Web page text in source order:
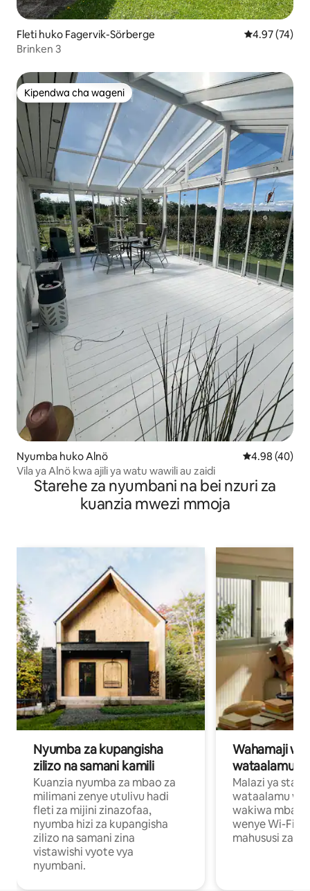
Fleti huko Fagervik-Sörberge Ukadiriaji wa
4.97 (74)
Brinken 3
Kipendwa cha wageni
Kipendwa cha wageni
Nyumba huko Alnö Ukadiriaji wa
4.98 (40)
Vila ya Alnö kwa ajili ya watu wawili au zaidi
Starehe za nyumbani na bei nzuri za
kuanzia mwezi mmoja
Nyumba za kupangisha
zilizo na samani kamili
Kuanzia nyumba za mbao za
milimani zenye utulivu hadi
fleti za mijini zinazofaa,
nyumba hizi za kupangisha
zilizo na samani zina
vistawishi vyote vya
nyumbani.
Wahamaji
wataalamu
Malazi ya
wataalamu
wakiwa mbali
wenye Wi-Fi
mahususi za